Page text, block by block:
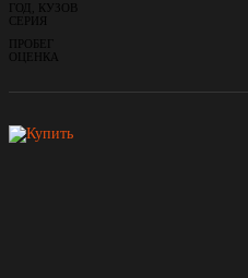
ГОД, КУЗОВ
СЕРИЯ
ПРОБЕГ
ОЦЕНКА